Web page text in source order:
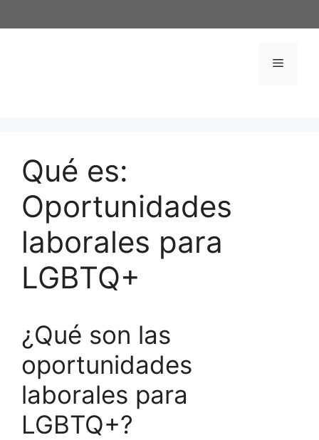
al
Menú
Qué es:
Oportunidades
laborales para
LGBTQ+
¿Qué son las
oportunidades
laborales para
LGBTQ+?